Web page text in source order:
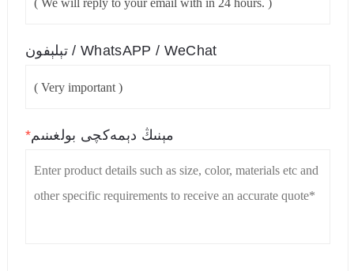
تېلېفون / WhatsAPP / WeChat
*مېنىڭ دېمەكچى بولغىنىم